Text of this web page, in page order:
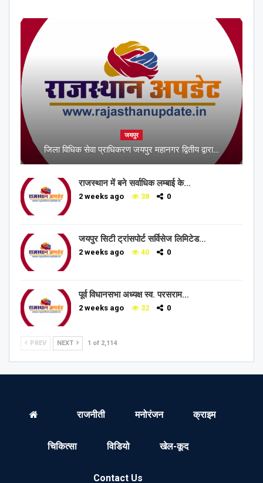
जयपुर
जिला विधिक सेवा प्राधिकरण जयपुर महानगर द्वितीय द्वारा…
राजस्थान में बने सर्वाधिक लम्बाई के…
2 weeks ago 38 0
जयपुर सिटी ट्रांसपोर्ट सर्विसेज लिमिटेड…
2 weeks ago 40 0
पूर्व विधानसभा अध्यक्ष स्व. परसराम…
2 weeks ago 32 0
PREV NEXT 1 of 2,114
राजनीती मनोरंजन क्राइम
चिकित्सा विडियो खेल-कूद
Contact Us